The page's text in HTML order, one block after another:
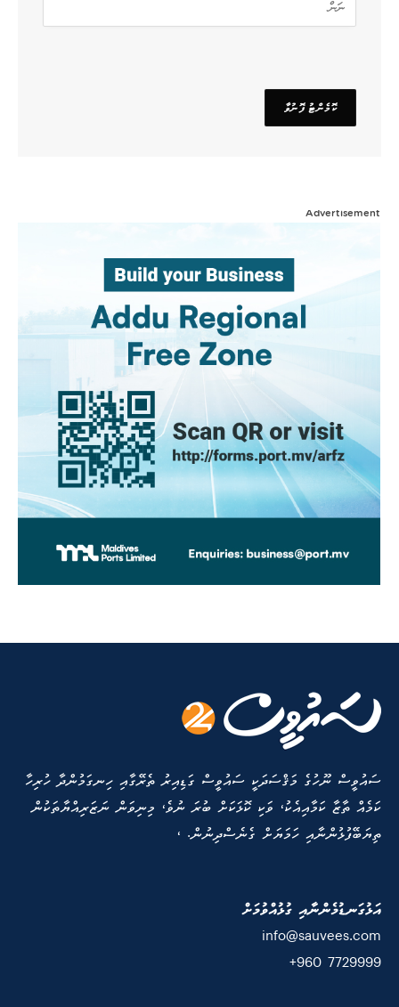
Advertisement
ސައުވީސް ނޫހުގެ މަޤްސަދަކީ ސައުވީސް ގަޑިއިރު ތެރޭގާއި ހިނގަމުންދާ ހުރިހާ
ކަމެއް ތާޒާ ކަމާއިއެކު، ވަކި ކޮޅަކަށް ބުރަ ނުވެ، މިނިވަން ނަޒަރިއްޔާތަކުން
ތިޔަބޭފުޅުންނާއި ހަމަޔަށް ގެނެސްދިނުން. ،
އަޅުގަނޑުމެންނާއި ގުޅުއްވުމަށް
info@sauvees.com
7729999 960+